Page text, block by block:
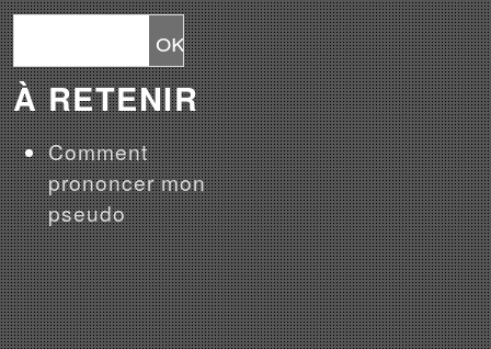
À RETENIR
Comment
prononcer mon
pseudo